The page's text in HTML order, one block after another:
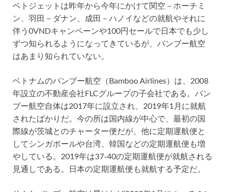
ベトジェットは昨年から今年にかけて関空－ホーチミ
ン、羽田－ダナン、成田－ハノイなどの就航やそれに
伴う0VNDキャンペーンや100円セールで日本でも少し
ずつ知られるようになってきているが、バンブー航空
はあまり知られていない。
ベトナムのバンブー航空（Bamboo Airlines）は、2008
年設立の不動産会社FLCグループの子会社である。バン
ブー航空自体は2017年に設立され、2019年1月に就航
されたばかりだ。今の所は国内線が中心で、最初の国
際線が茨城とのチャーター便だが、他に定期運航便と
してシンガポールや台湾、韓国などの定期運航便も増
やしている。2019年は37-40の定期運航便が就航される
見通しである。日本の定期運航便も就航する予定だ。